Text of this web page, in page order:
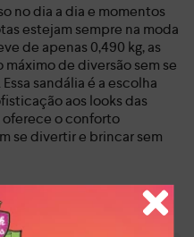
no dia a dia e momentos
estejam sempre na moda
de apenas 0,490 kg, as
de diversão sem se
sandália é a escolha
aos looks das
oferece o conforto
se divertir e brincar sem